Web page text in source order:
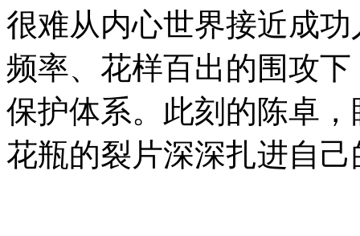
很难从内心世界接近成
频率、花样百出的围攻
保护体系。此刻的陈卓
花瓶的裂片深深扎进自